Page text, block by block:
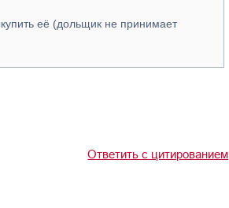
её (дольщик не принимает
Ответить с цитированием